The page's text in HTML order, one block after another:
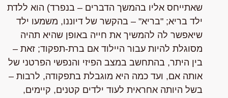
שאתייחס אליו בהמשך הדברים – בנפרד) הוא ללדת
ילד בריא; "בריא" – בהקשר של דיוננו, משמעו ילד
שיאפשר לה להמשיך את חייה באופן שהיא תהיה
מסוגלת להיות עבור היילוד אם ברת-תפקוד; זאת –
בין היתר, בהתחשב במצב הפיזי והנפשי הפרטני של
אותה אם, ועד כמה היא מוגבלת בתפקודה, לרבות –
בשל היותה אחראית לעוד ילדים קטנים, קיימים,